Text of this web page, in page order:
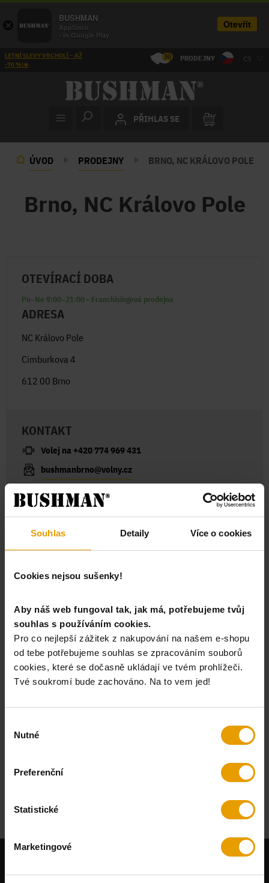
Souhlas Detaily Více o cookies
Cookies nejsou sušenky!
Aby náš web fungoval tak, jak má, potřebujeme tvůj
souhlas s používáním cookies.
Pro co nejlepší zážitek z nakupování na našem e-shopu
od tebe potřebujeme souhlas se zpracováním souborů
cookies, které se dočasně ukládají ve tvém prohlížeči.
Tvé soukromí bude zachováno. Na to vem jed!
souhlasu
Nutné
Preferenční
Statistické
Marketingové
LETNÍ SLEVY VRCHOLÍ – AŽ
-70 %!☀️
30 PRODEJNY CS
PŘIHLAS SE
ÚVOD PRODEJNY BRNO, NC KRÁLOVO POLE
Brno, NC Královo Pole
OTEVÍRACÍ DOBA
Po–Ne 9:00–21:00 - Franchisingová prodejna
ADRESA
NC Královo Pole
Cimburkova 4
612 00 Brno
KONTAKT
Volej na +420 774 969 431
bushmanbrno@volny.cz
JAKÉ SLUŽBY NAJDEŠ NA PRODEJNĚ?
Osobní odběr na prodejnách
KDE NÁS NAJDEŠ
ZOBRAZIT PODROBNOU MAPU
×
BUSHMAN
AppSisto
- In Google Play
Otevřít